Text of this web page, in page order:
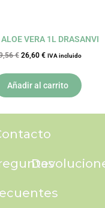
VERA 1L DRASANVI
€ 26,60 € IVA incluido
Añadir al carrito